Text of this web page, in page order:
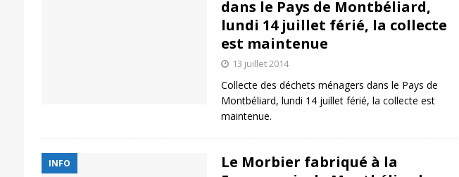
dans le Pays de Montbéliard,
lundi 14 juillet férié, la collecte
est maintenue
13 juillet 2014
Collecte des déchets ménagers dans le Pays de
Montbéliard, lundi 14 juillet férié, la collecte est
maintenue.
INFO
Le Morbier fabriqué à la